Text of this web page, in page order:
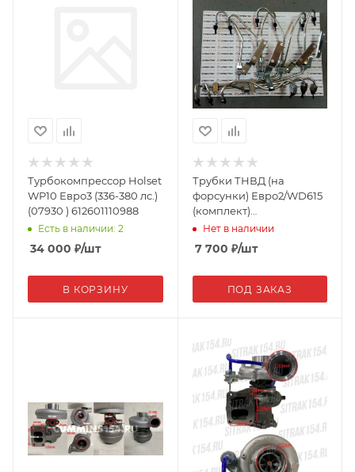
Турбокомпрессор Holset
WP10 Евро3 (336-380 лс.)
(07930 ) 612601110988
Есть в наличии: 2
34 000 ₽/шт
В КОРЗИНУ
Трубки ТНВД (на
форсунки) Евро2/WD615
(комплект)
61560080278А Креатек
Нет в наличии
7 700 ₽/шт
ПОД ЗАКАЗ